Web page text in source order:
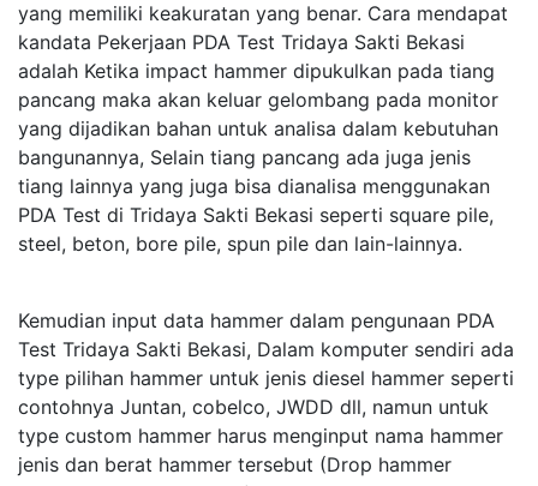
yang memiliki keakuratan yang benar. Cara mendapat
kandata Pekerjaan PDA Test Tridaya Sakti Bekasi
adalah Ketika impact hammer dipukulkan pada tiang
pancang maka akan keluar gelombang pada monitor
yang dijadikan bahan untuk analisa dalam kebutuhan
bangunannya, Selain tiang pancang ada juga jenis
tiang lainnya yang juga bisa dianalisa menggunakan
PDA Test di Tridaya Sakti Bekasi seperti square pile,
steel, beton, bore pile, spun pile dan lain-lainnya.
Kemudian input data hammer dalam pengunaan PDA
Test Tridaya Sakti Bekasi, Dalam komputer sendiri ada
type pilihan hammer untuk jenis diesel hammer seperti
contohnya Juntan, cobelco, JWDD dll, namun untuk
type custom hammer harus menginput nama hammer
jenis dan berat hammer tersebut (Drop hammer